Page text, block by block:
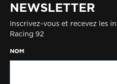
NEWSLETTER
Inscrivez-vous et recevez les
Racing 92
NOM